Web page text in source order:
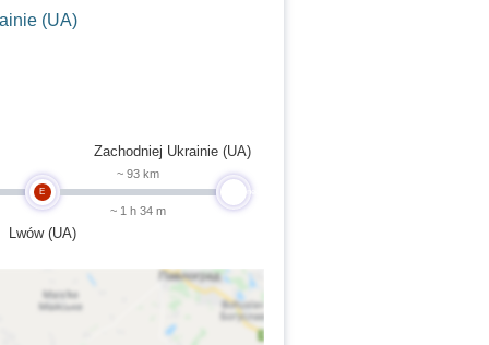
(UA)
E
Lwów (UA)
~ 93 km
~ 1 h 34 m
Zachodniej Ukrainie (UA)